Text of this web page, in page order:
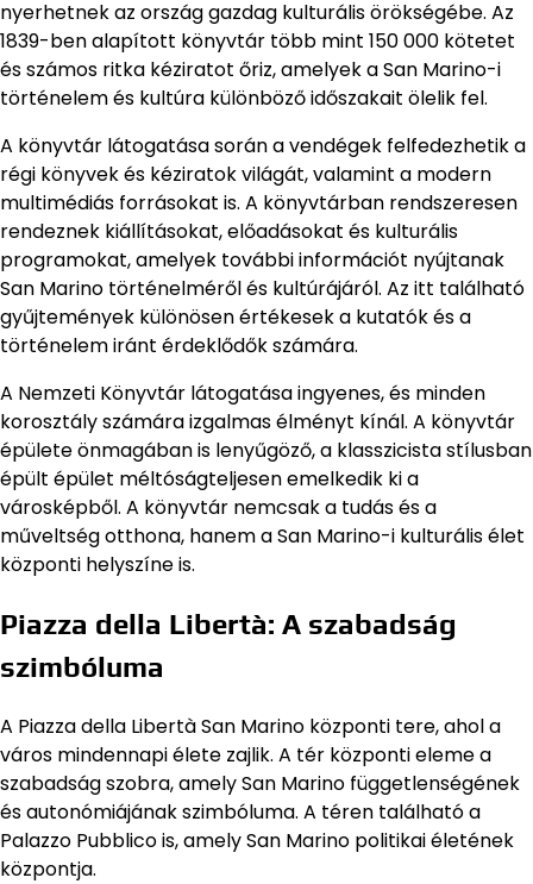
nyerhetnek az ország gazdag kulturális örökségébe. Az
1839-ben alapított könyvtár több mint 150 000 kötetet
és számos ritka kéziratot őriz, amelyek a San Marino-i
történelem és kultúra különböző időszakait ölelik fel.
A könyvtár látogatása során a vendégek felfedezhetik a
régi könyvek és kéziratok világát, valamint a modern
multimédiás forrásokat is. A könyvtárban rendszeresen
rendeznek kiállításokat, előadásokat és kulturális
programokat, amelyek további információt nyújtanak
San Marino történelméről és kultúrájáról. Az itt található
gyűjtemények különösen értékesek a kutatók és a
történelem iránt érdeklődők számára.
A Nemzeti Könyvtár látogatása ingyenes, és minden
korosztály számára izgalmas élményt kínál. A könyvtár
épülete önmagában is lenyűgöző, a klasszicista stílusban
épült épület méltóságteljesen emelkedik ki a
városképből. A könyvtár nemcsak a tudás és a
műveltség otthona, hanem a San Marino-i kulturális élet
központi helyszíne is.
Piazza della Libertà: A szabadság
szimbóluma
A Piazza della Libertà San Marino központi tere, ahol a
város mindennapi élete zajlik. A tér központi eleme a
szabadság szobra, amely San Marino függetlenségének
és autonómiájának szimbóluma. A téren található a
Palazzo Pubblico is, amely San Marino politikai életének
központja.